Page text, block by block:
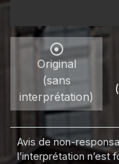
Original
(sans
interprétation)
Avis de non-
l’interprétation n’est